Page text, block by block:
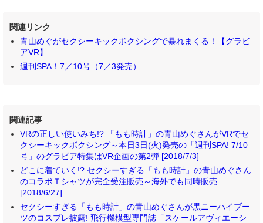
関連リンク
青山めぐがセクシーキックボクシングで暴れまくる！【グラビ
アVR】
週刊SPA！7／10号（7／3発売）
関連記事
VRの正しい使いみち!? 「もも時計」の青山めぐさんがVRでセ
クシーキックボクシング～本日3日(火)発売の「週刊SPA! 7/10
号」のグラビア特集はVR企画の第2弾 [2018/7/3]
どこに着ていく!? セクシーすぎる「もも時計」の青山めぐさん
のコラボＴシャツが完全受注販売～海外でも同時販売
[2018/6/27]
セクシーすぎる「もも時計」の青山めぐさんが黒ニーハイブー
ツのコスプレ披露! 飛行機模型専門誌「スケールアヴィエーシ